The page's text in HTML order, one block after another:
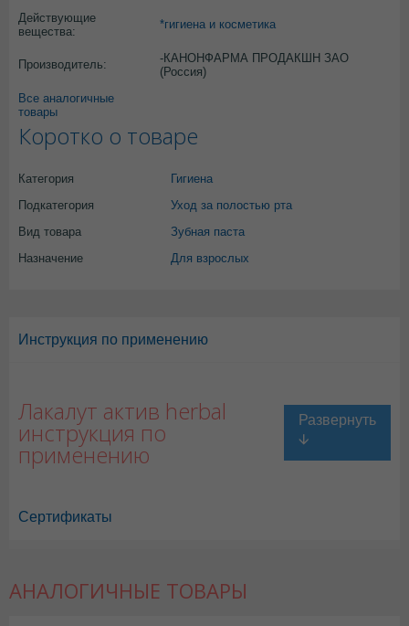
Действующие
вещества:
*гигиена и косметика
Производитель:
-КАНОНФАРМА ПРОДАКШН ЗАО
(Россия)
Все аналогичные
товары
Коротко о товаре
Категория
Гигиена
Подкатегория
Уход за полостью рта
Вид товара
Зубная паста
Назначение
Для взрослых
Инструкция по применению
Лакалут актив herbal
инструкция по
применению
Сертификаты
АНАЛОГИЧНЫЕ ТОВАРЫ